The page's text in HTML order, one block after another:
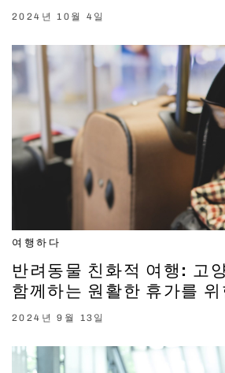
2024년 10월 4일
여행하다
반려동물 친화적 여행: 고
함께하는 원활한 휴가를 위
2024년 9월 13일